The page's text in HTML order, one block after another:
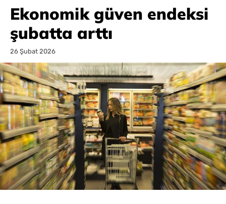
Ekonomik güven endeksi
şubatta arttı
26 Şubat 2026